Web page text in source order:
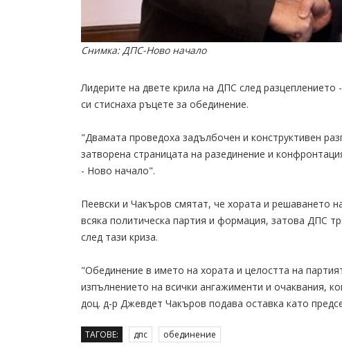
Снимка: ДПС-Ново начало
Лидерите на двете крила на ДПС след
си стиснаха ръцете за обединение.
"Двамата проведоха задълбочен и конструктивен
затворена страницата на разединение и
- Ново начало".
Пеевски и Чакъров смятат, че хората и решаването
всяка политическа партия и формация, затова ДПС
след тази криза.
"Обединение в името на хората и целостта на
изпълнението на всички ангажименти и очаквания,
доц. д-р Джевдет Чакъров подава оставка като
ТАГОВЕ: дпс обединение